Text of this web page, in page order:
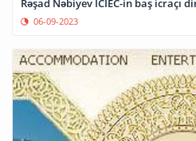
Rəşad Nəbiyev ICIEC-in baş icraçı
06-09-2023